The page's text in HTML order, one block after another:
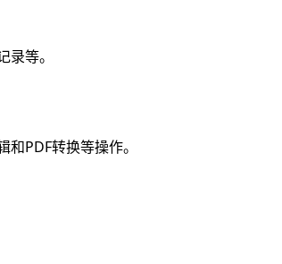
等。
PDF转换等操作。